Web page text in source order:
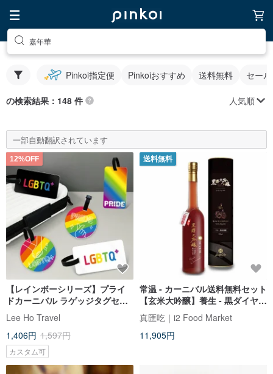
嘉年華
Pinkoi指定便 Pinkoiおすすめ 送料無料 セー
の検索結果：148 件 人気順
一部自動翻訳されています
12%OFF
【レインボーシリーズ】プライ
ドカーニバル ラゲッジタグセッ
ト／バレンタインデー・七夕
Lee Ho Travel
1,406円 1,597円
カスタム可
送料無料
常温 - カーニバル送料無料セット
【玄米大吟醸】養生 - 黒ダイヤモ
ンド大吟醸酢
真匯吃｜i2 Food Market
11,905円